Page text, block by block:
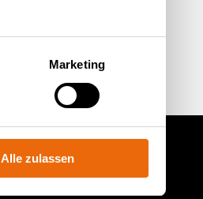
Marketing
Alle zulassen
Finde uns